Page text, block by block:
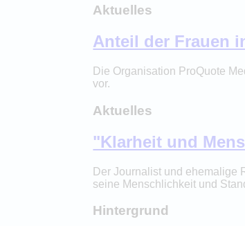
Aktuelles
Anteil der Frauen
Die Organisation ProQuote
vor.
Aktuelles
"Klarheit und
Der Journalist und ehemalige
seine Menschlichkeit und
Hintergrund